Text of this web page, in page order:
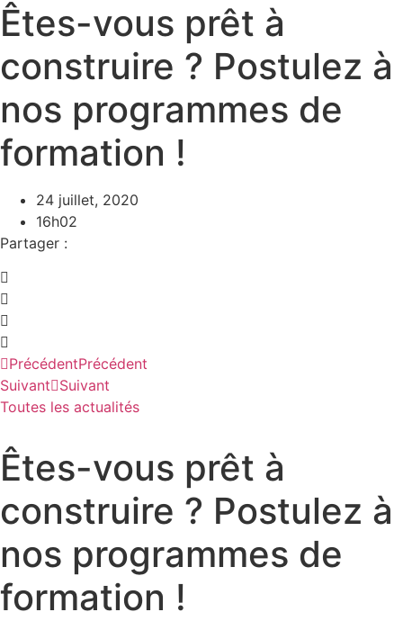
Êtes-vous prêt à
construire ? Postulez à
nos programmes de
formation !
24 juillet, 2020
16h02
Partager :
PrécédentPrécédent
Suivant Suivant
Toutes les actualités
Êtes-vous prêt à
construire ? Postulez à
nos programmes de
formation !